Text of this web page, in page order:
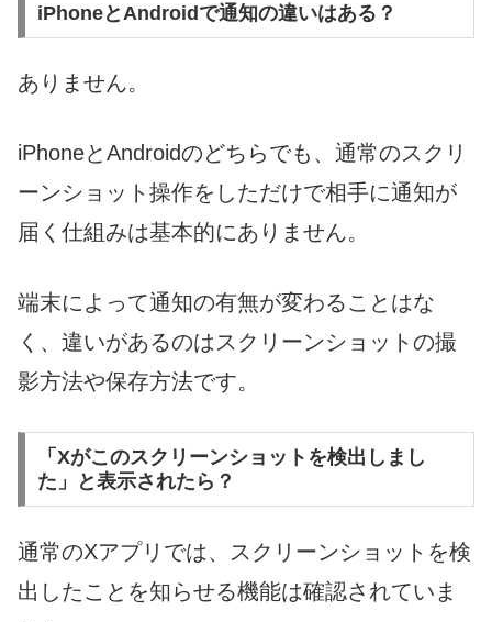
iPhoneとAndroidで通知の違いはある？
ありません。
iPhoneとAndroidのどちらでも、通常のスクリ
ーンショット操作をしただけで相手に通知が
届く仕組みは基本的にありません。
端末によって通知の有無が変わることはな
く、違いがあるのはスクリーンショットの撮
影方法や保存方法です。
「Xがこのスクリーンショットを検出しまし
た」と表示されたら？
通常のXアプリでは、スクリーンショットを検
出したことを知らせる機能は確認されていま